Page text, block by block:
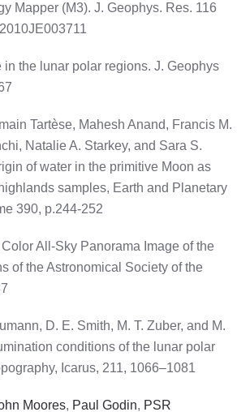
Mapper (M3). J. Geophys. Res. 116
in the lunar polar regions. J. Geophys
Tartèse, Mahesh Anand, Francis M.
Natalie A. Starkey, and Sara S.
of water in the primitive Moon as
samples, Earth and Planetary
390, p.244-252
All-Sky Panorama Image of the
of the Astronomical Society of the
D. E. Smith, M. T. Zuber, and M.
conditions of the lunar polar
Icarus, 211, 1066–1081
Moores, Paul Godin, PSR